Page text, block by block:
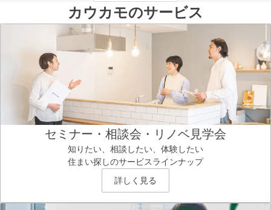
カウカモのサービス
セミナー・相談会・リノベ見学会
知りたい、相談したい、体験したい
住まい探しのサービスラインナップ
詳しく見る